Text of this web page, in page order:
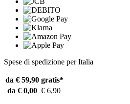
Spese di spedizione per Italia
da € 59,90 gratis*
da € 0,00 € 6,90